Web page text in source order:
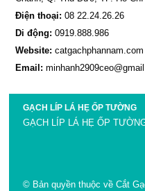
GẠCH LÍP LÁ HẸ ỐP TƯỜNG
GẠCH LÍP LÁ HẸ ỐP
Điện thoại: 08 22.24.26.26
Di động: 0919.888.986
Website: catgachphannam.com
Email:
© Bản quyền thuộc về Cắt